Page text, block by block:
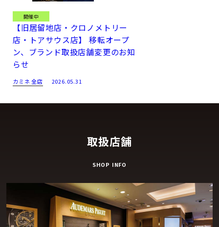
開催中
【旧居留地店・クロノメトリー
店・トアサウス店】 移転オープ
ン、ブランド取扱店舗変更のお知
らせ
カミネ 全店 2026.05.31
取扱店舗
SHOP INFO